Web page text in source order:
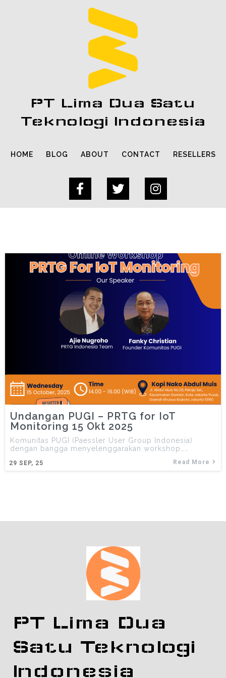
PT Lima Dua Satu
Teknologi Indonesia
HOME BLOG ABOUT CONTACT RESELLERS
Undangan PUGI – PRTG for IoT
Monitoring 15 Okt 2025
29 SEP, 25
Komunitas PUGI (Paessler User Group Indonesia)
dengan bangga menyelenggarakan workshop……
Read More
PT Lima Dua
Satu Teknologi
Indonesia